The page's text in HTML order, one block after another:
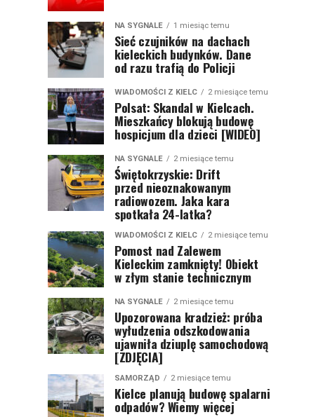
NA SYGNALE 1 miesiąc temu
Sieć czujników na dachach
kieleckich budynków. Dane
od razu trafią do Policji
WIADOMOŚCI Z KIELC 2 miesiące temu
Polsat: Skandal w Kielcach.
Mieszkańcy blokują budowę
hospicjum dla dzieci [WIDEO]
NA SYGNALE 2 miesiące temu
Świętokrzyskie: Drift
przed nieoznakowanym
radiowozem. Jaka kara
spotkała 24-latka?
WIADOMOŚCI Z KIELC 2 miesiące temu
Pomost nad Zalewem
Kieleckim zamknięty! Obiekt
w złym stanie technicznym
NA SYGNALE 2 miesiące temu
Upozorowana kradzież: próba
wyłudzenia odszkodowania
ujawniła dziuplę samochodową
[ZDJĘCIA]
SAMORZĄD 2 miesiące temu
Kielce planują budowę spalarni
odpadów? Wiemy więcej